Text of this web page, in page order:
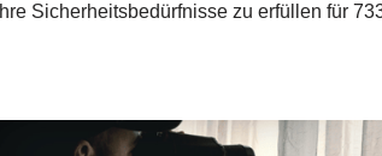
Sicherheitsbedürfnisse zu erfüllen für